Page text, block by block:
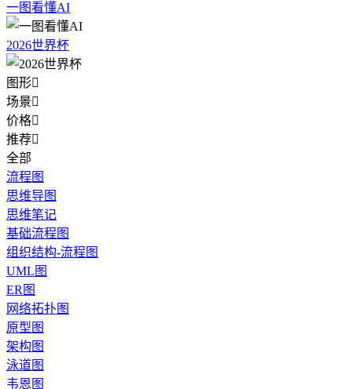
一图看懂AI
2026世界杯
图形
场景
价格
推荐
全部
流程图
思维导图
思维笔记
基础流程图
组织结构-流程图
UML图
ER图
网络拓扑图
原型图
架构图
泳道图
韦恩图